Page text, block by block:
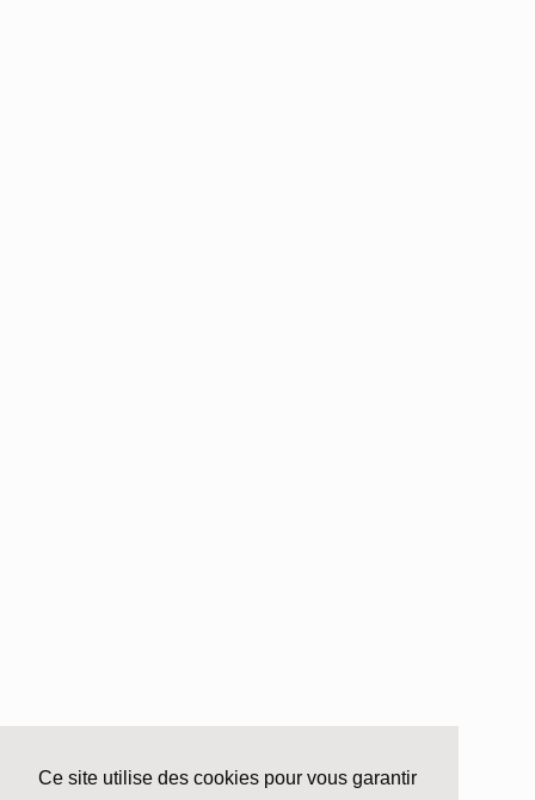
Ce site utilise des cookies pour vous garantir